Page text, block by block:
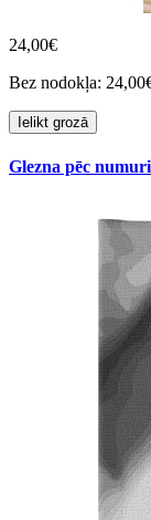
24,00€
Bez nodokļa:
Ielikt grozā
Glezna pēc